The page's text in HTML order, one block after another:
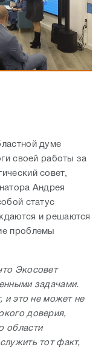
думе
своей работы за
совет,
Андрея
статус
и решаются
проблемы
Экосовет
задачами.
и это не может не
доверия,
области
тот факт,